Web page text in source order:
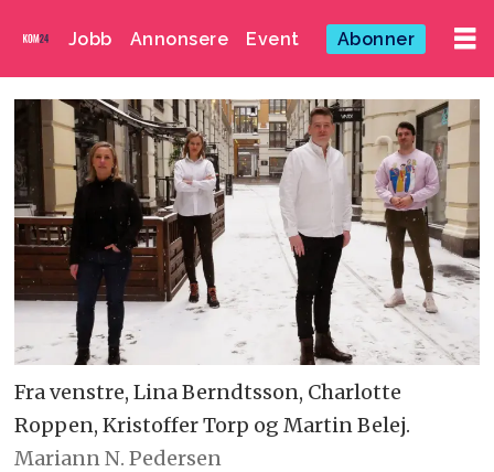
Jobb Annonsere Event Abonner
Fra venstre, Lina Berndtsson, Charlotte
Roppen, Kristoffer Torp og Martin Belej.
Mariann N. Pedersen